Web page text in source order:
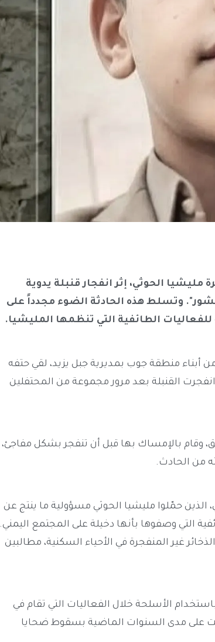
الحوثي، إثر انفجار قنبلة يدوية
وتسلط هذه الحادثة الضوء مجدداً على
الطائفية التي تنظمها المليشيا.
أبناء منطقة جوب بمديرية جبل يزيد، لقي حتفه
انفجرت القنبلة بعد مرور مجموعة من المحتفلين
وقام بالإمساك بها قبل أن تنفجر بشكل مفاجئ،
من الحادث.
الذين حمّلوا مليشيا الحوثي مسؤولية ما ينتج عن
التي وصفوها بأنها دخيلة على المجتمع اليمني.
غير المنفجرة في الأحياء السكنية، مطالبين
الأسلحة خلال الفعاليات التي تقام في
على مدى السنوات الماضية بسقوط ضحايا